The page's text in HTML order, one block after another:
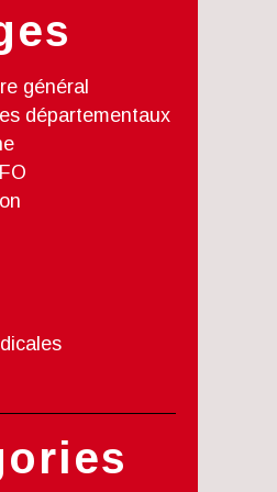
général
départementaux